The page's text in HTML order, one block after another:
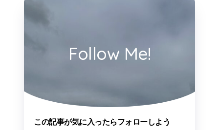
Follow Me!
この記事が気に入ったらフォローしよう